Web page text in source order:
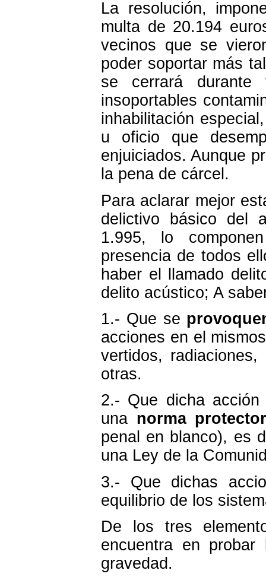
La resolución,
multa de 20.194
vecinos que se
poder soportar más
se cerrará durante
insoportables
inhabilitación
u oficio que
enjuiciados. Aunque
la pena de cárcel.
Para aclarar mejor
delictivo básico del
1.995, lo
presencia de todos
haber el llamado
delito acústico; A
1.- Que se
acciones en el
vertidos,
otras.
2.- Que dicha
una norma
penal en blanco), es
una Ley de la
3.- Que dichas
equilibrio de los
De los tres
encuentra en
gravedad.